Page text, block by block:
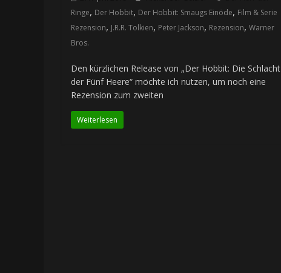
Ringe, Der Hobbit, Der Hobbit: Smaugs Einöde, Film & Serie
Rezension, J.R.R. Tolkien, Peter Jackson, Rezension, Warner
Bros.
Den kürzlichen Release von „Der Hobbit: Die Schlacht
der Fünf Heere“ möchte ich nutzen, um noch eine
Rezension zum zweiten
Weiterlesen